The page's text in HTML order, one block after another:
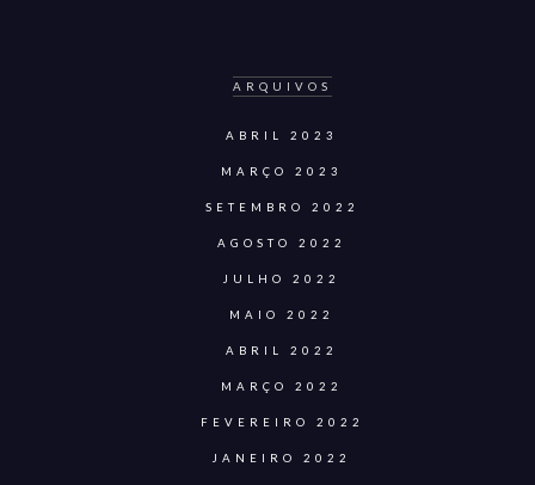
ARQUIVOS
ABRIL 2023
MARÇO 2023
SETEMBRO 2022
AGOSTO 2022
JULHO 2022
MAIO 2022
ABRIL 2022
MARÇO 2022
FEVEREIRO 2022
JANEIRO 2022